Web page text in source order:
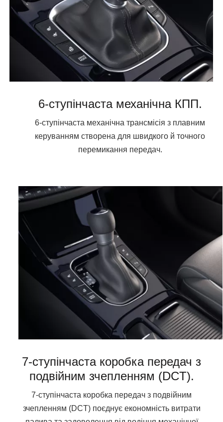
6-ступінчаста механічна КПП.
6-ступінчаста механічна трансмісія з плавним
керуванням створена для швидкого й точного
перемикання передач.
7-ступінчаста коробка передач з
подвійним зчепленням (DCT).
7-ступінчаста коробка передач з подвійним
зчепленням (DCT) поєднує економність витрати